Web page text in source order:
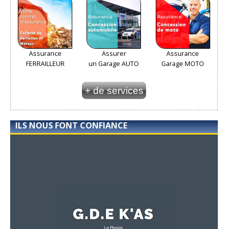
Assurance
FERRAILLEUR
Assurer
un Garage AUTO
Assurance
Garage MOTO
+ de services
ILS NOUS FONT CONFIANCE